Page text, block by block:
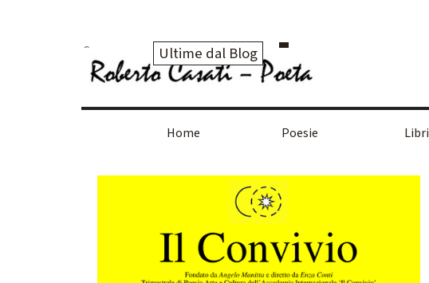
Ultime dal Blog
Home Poesie ▼
Libri